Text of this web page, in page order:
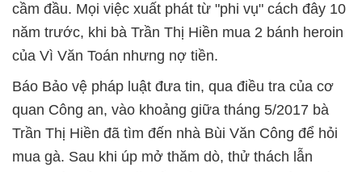
cầm đầu. Mọi việc xuất phát từ "phi vụ" cách đây 10
năm trước, khi bà Trần Thị Hiền mua 2 bánh heroin
của Vì Văn Toán nhưng nợ tiền.
Báo Bảo vệ pháp luật đưa tin, qua điều tra của cơ
quan Công an, vào khoảng giữa tháng 5/2017 bà
Trần Thị Hiền đã tìm đến nhà Bùi Văn Công để hỏi
mua gà. Sau khi úp mở thăm dò, thử thách lẫn